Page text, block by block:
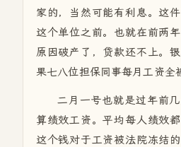
家的，当然可能有利息。这
这个单位之前。也就在前两
原因破产了，贷款还不上。
果七八位担保同事每月工资全
二月一号也就是过年前
算绩效工资。平均每人绩效
这个钱对于工资被法院冻结